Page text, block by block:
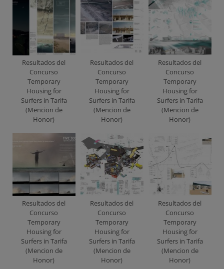
Resultados del
Concurso
Temporary
Housing for
Surfers in Tarifa
(Mencion de
Honor)
Resultados del
Concurso
Temporary
Housing for
Surfers in Tarifa
(Mencion de
Honor)
Resultados del
Concurso
Temporary
Housing for
Surfers in Tarifa
(Mencion de
Honor)
Resultados del
Concurso
Temporary
Housing for
Surfers in Tarifa
(Mencion de
Honor)
Resultados del
Concurso
Temporary
Housing for
Surfers in Tarifa
(Mencion de
Honor)
Resultados del
Concurso
Temporary
Housing for
Surfers in Tarifa
(Mencion de
Honor)